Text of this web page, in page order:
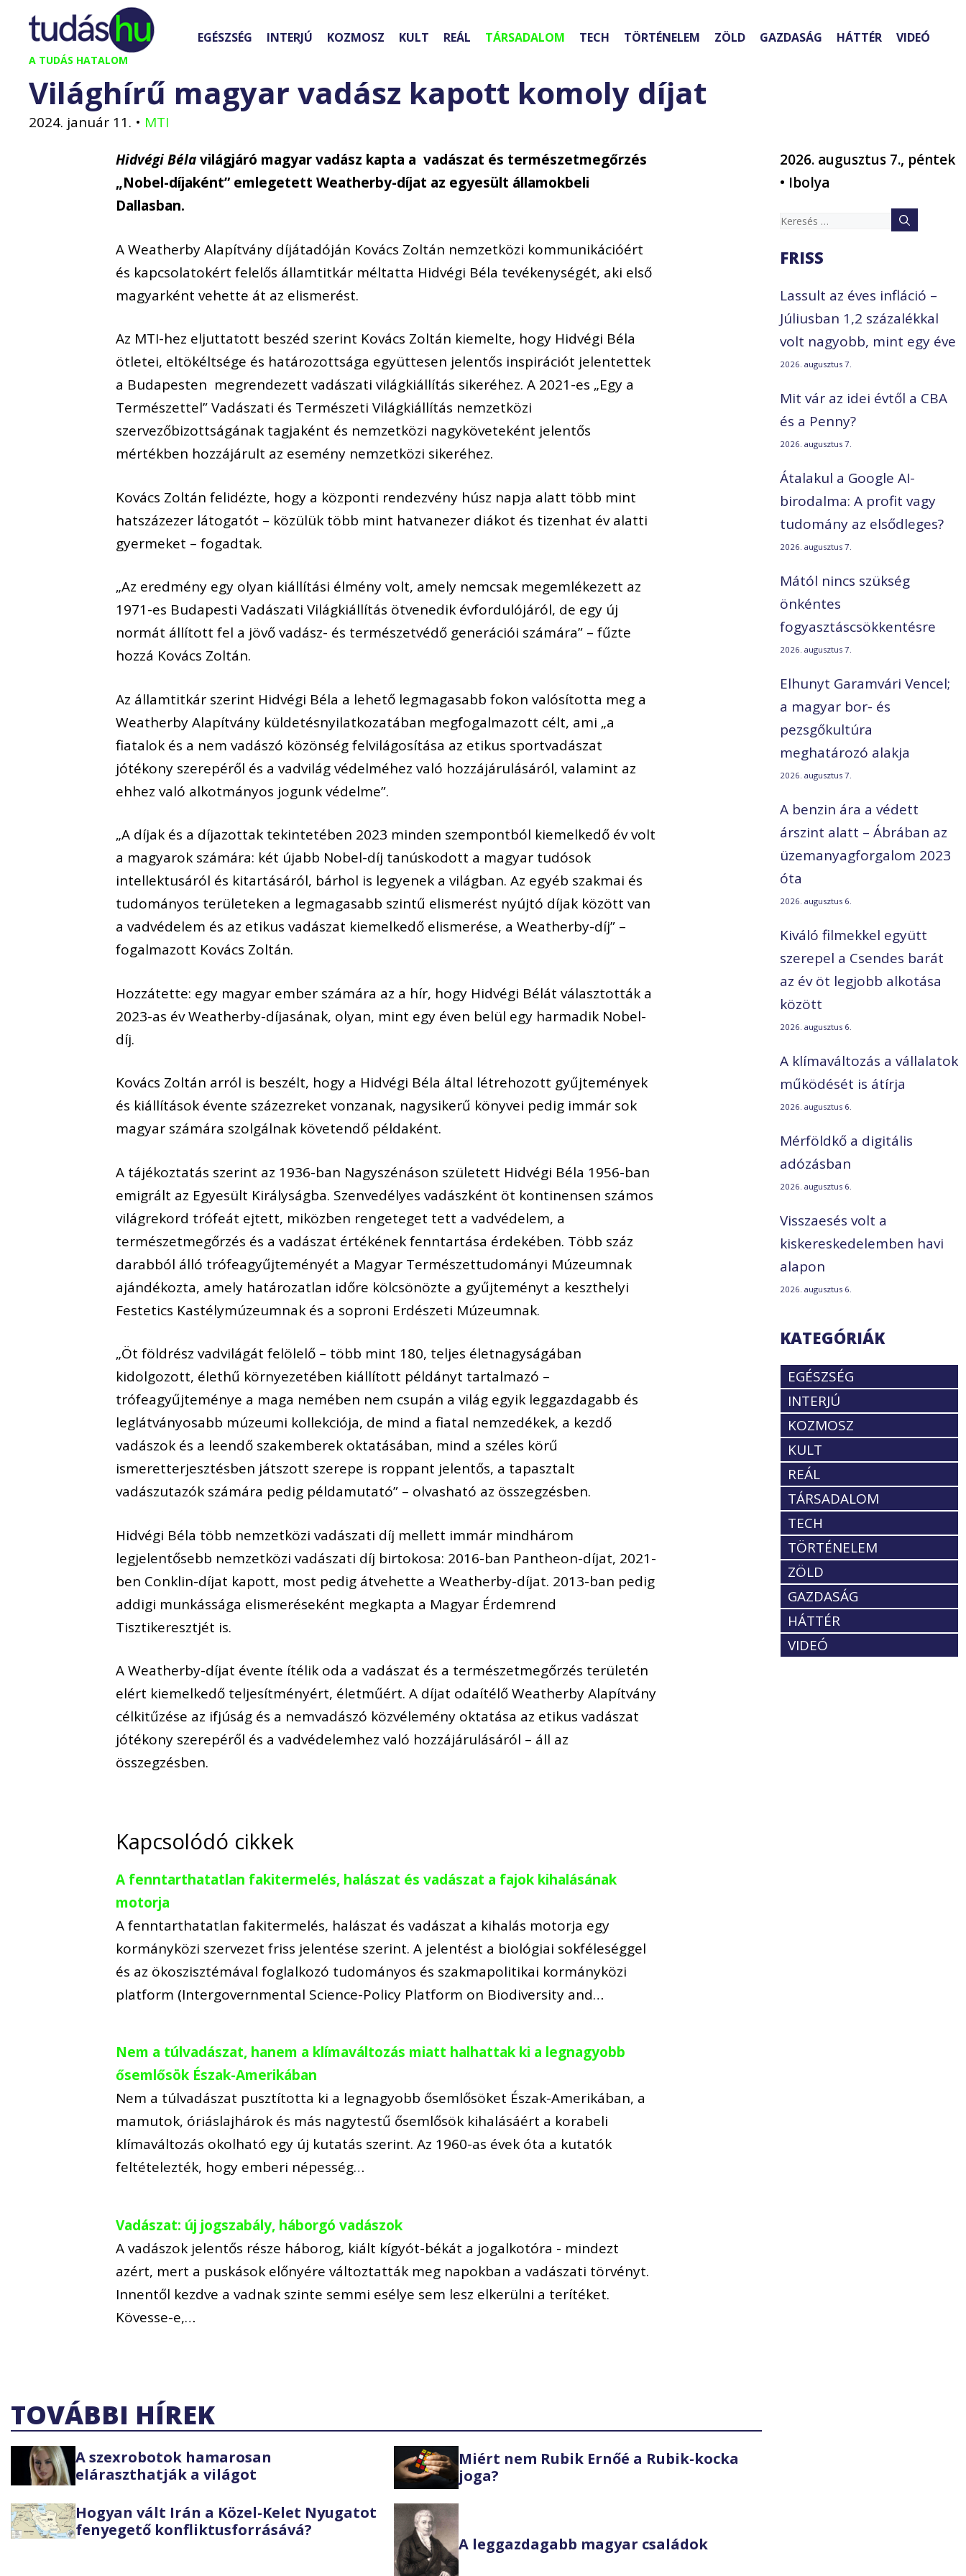
Kilépés
tartalomba
A TUDÁS HATALOM
EGÉSZSÉG INTERJÚ KOZMOSZ KULT REÁL TÁRSADALOM TECH TÖRTÉNELEM ZÖLD GAZDASÁG HÁTTÉR VIDEÓ
Világhírű magyar vadász kapott komoly díjat
2024. január 11. • MTI
Hidvégi Bélavilágjáró magyar vadász kapta a vadászat és természetmegőrzés
„Nobel-díjaként” emlegetett Weatherby-díjat az egyesült államokbeli
Dallasban.
A Weatherby Alapítvány díjátadóján Kovács Zoltán nemzetközi kommunikációért
és kapcsolatokért felelős államtitkár méltatta Hidvégi Béla tevékenységét, aki első
magyarként vehette át az elismerést.
Az MTI-hez eljuttatott beszéd szerint Kovács Zoltán kiemelte, hogy Hidvégi Béla
ötletei, eltökéltsége és határozottsága együttesen jelentős inspirációt jelentettek
a Budapesten megrendezett vadászati világkiállítás sikeréhez. A 2021-es „Egy a
Természettel” Vadászati és Természeti Világkiállítás nemzetközi
szervezőbizottságának tagjaként és nemzetközi nagyköveteként jelentős
mértékben hozzájárult az esemény nemzetközi sikeréhez.
Kovács Zoltán felidézte, hogy a központi rendezvény húsz napja alatt több mint
hatszázezer látogatót – közülük több mint hatvanezer diákot és tizenhat év alatti
gyermeket – fogadtak.
„Az eredmény egy olyan kiállítási élmény volt, amely nemcsak megemlékezett az
1971-es Budapesti Vadászati Világkiállítás ötvenedik évfordulójáról, de egy új
normát állított fel a jövő vadász- és természetvédő generációi számára” – fűzte
hozzá Kovács Zoltán.
Az államtitkár szerint Hidvégi Béla a lehető legmagasabb fokon valósította meg a
Weatherby Alapítvány küldetésnyilatkozatában megfogalmazott célt, ami „a
fiatalok és a nem vadászó közönség felvilágosítása az etikus sportvadászat
jótékony szerepéről és a vadvilág védelméhez való hozzájárulásáról, valamint az
ehhez való alkotmányos jogunk védelme”.
„A díjak és a díjazottak tekintetében 2023 minden szempontból kiemelkedő év volt
a magyarok számára: két újabb Nobel-díj tanúskodott a magyar tudósok
intellektusáról és kitartásáról, bárhol is legyenek a világban. Az egyéb szakmai és
tudományos területeken a legmagasabb szintű elismerést nyújtó díjak között van
a vadvédelem és az etikus vadászat kiemelkedő elismerése, a Weatherby-díj” –
fogalmazott Kovács Zoltán.
Hozzátette: egy magyar ember számára az a hír, hogy Hidvégi Bélát választották a
2023-as év Weatherby-díjasának, olyan, mint egy éven belül egy harmadik Nobel-
díj.
Kovács Zoltán arról is beszélt, hogy a Hidvégi Béla által létrehozott gyűjtemények
és kiállítások évente százezreket vonzanak, nagysikerű könyvei pedig immár sok
magyar számára szolgálnak követendő példaként.
A tájékoztatás szerint az 1936-ban Nagyszénáson született Hidvégi Béla 1956-ban
emigrált az Egyesült Királyságba. Szenvedélyes vadászként öt kontinensen számos
világrekord trófeát ejtett, miközben rengeteget tett a vadvédelem, a
természetmegőrzés és a vadászat értékének fenntartása érdekében. Több száz
darabból álló trófeagyűjteményét a Magyar Természettudományi Múzeumnak
ajándékozta, amely határozatlan időre kölcsönözte a gyűjteményt a keszthelyi
Festetics Kastélymúzeumnak és a soproni Erdészeti Múzeumnak.
„Öt földrész vadvilágát felölelő – több mint 180, teljes életnagyságában
kidolgozott, élethű környezetében kiállított példányt tartalmazó –
trófeagyűjteménye a maga nemében nem csupán a világ egyik leggazdagabb és
leglátványosabb múzeumi kollekciója, de mind a fiatal nemzedékek, a kezdő
vadászok és a leendő szakemberek oktatásában, mind a széles körű
ismeretterjesztésben játszott szerepe is roppant jelentős, a tapasztalt
vadászutazók számára pedig példamutató” – olvasható az összegzésben.
Hidvégi Béla több nemzetközi vadászati díj mellett immár mindhárom
legjelentősebb nemzetközi vadászati díj birtokosa: 2016-ban Pantheon-díjat, 2021-
ben Conklin-díjat kapott, most pedig átvehette a Weatherby-díjat. 2013-ban pedig
addigi munkássága elismeréseként megkapta a Magyar Érdemrend
Tisztikeresztjét is.
A Weatherby-díjat évente ítélik oda a vadászat és a természetmegőrzés területén
elért kiemelkedő teljesítményért, életműért. A díjat odaítélő Weatherby Alapítvány
célkitűzése az ifjúság és a nemvadászó közvélemény oktatása az etikus vadászat
jótékony szerepéről és a vadvédelemhez való hozzájárulásáról – áll az
összegzésben.
Kapcsolódó cikkek
A fenntarthatatlan fakitermelés, halászat és vadászat a fajok kihalásának
motorja
A fenntarthatatlan fakitermelés, halászat és vadászat a kihalás motorja egy
kormányközi szervezet friss jelentése szerint. A jelentést a biológiai sokféleséggel
és az ökoszisztémával foglalkozó tudományos és szakmapolitikai kormányközi
platform (Intergovernmental Science-Policy Platform on Biodiversity and…
Nem a túlvadászat, hanem a klímaváltozás miatt halhattak ki a legnagyobb
ősemlősök Észak-Amerikában
Nem a túlvadászat pusztította ki a legnagyobb ősemlősöket Észak-Amerikában, a
mamutok, óriáslajhárok és más nagytestű ősemlősök kihalásáért a korabeli
klímaváltozás okolható egy új kutatás szerint. Az 1960-as évek óta a kutatók
feltételezték, hogy emberi népesség…
Vadászat: új jogszabály, háborgó vadászok
A vadászok jelentős része háborog, kiált kígyót-békát a jogalkotóra - mindezt
azért, mert a puskások előnyére változtatták meg napokban a vadászati törvényt.
Innentől kezdve a vadnak szinte semmi esélye sem lesz elkerülni a terítéket.
Kövesse-e,…
TOVÁBBI HÍREK
A szexrobotok hamarosan
eláraszthatják a világot
Miért nem Rubik Ernőé a Rubik-kocka
joga?
Hogyan vált Irán a Közel-Kelet Nyugatot
fenyegető konfliktusforrásává?
A leggazdagabb magyar családok
2026. augusztus 7., péntek
• Ibolya
Keresés:
FRISS
Lassult az éves infláció –
Júliusban 1,2 százalékkal
volt nagyobb, mint egy éve
2026. augusztus 7.
Mit vár az idei évtől a CBA
és a Penny?
2026. augusztus 7.
Átalakul a Google AI-
birodalma: A profit vagy
tudomány az elsődleges?
2026. augusztus 7.
Mától nincs szükség
önkéntes
fogyasztáscsökkentésre
2026. augusztus 7.
Elhunyt Garamvári Vencel;
a magyar bor- és
pezsgőkultúra
meghatározó alakja
2026. augusztus 7.
A benzin ára a védett
árszint alatt – Ábrában az
üzemanyagforgalom 2023
óta
2026. augusztus 6.
Kiváló filmekkel együtt
szerepel a Csendes barát
az év öt legjobb alkotása
között
2026. augusztus 6.
A klímaváltozás a vállalatok
működését is átírja
2026. augusztus 6.
Mérföldkő a digitális
adózásban
2026. augusztus 6.
Visszaesés volt a
kiskereskedelemben havi
alapon
2026. augusztus 6.
KATEGÓRIÁK
EGÉSZSÉG
INTERJÚ
KOZMOSZ
KULT
REÁL
TÁRSADALOM
TECH
TÖRTÉNELEM
ZÖLD
GAZDASÁG
HÁTTÉR
VIDEÓ